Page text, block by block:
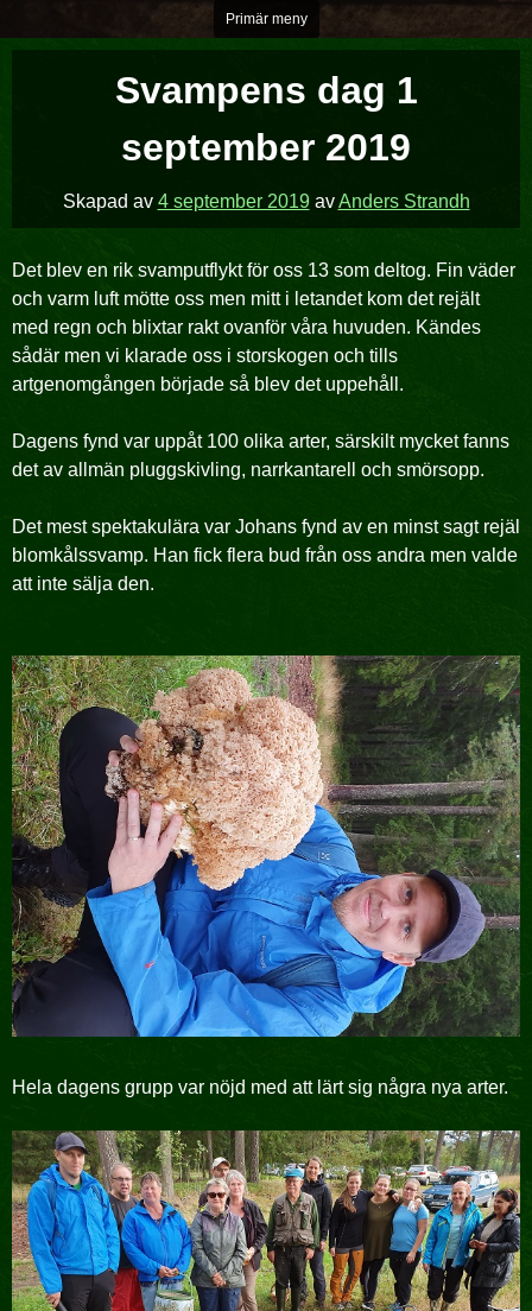
över
Primär meny
Svampens dag 1
september 2019
Skapad av 4 september 2019avAnders Strandh
Det blev en rik svamputflykt för oss 13 som deltog. Fin väder
och varm luft mötte oss men mitt i letandet kom det rejält
med regn och blixtar rakt ovanför våra huvuden. Kändes
sådär men vi klarade oss i storskogen och tills
artgenomgången började så blev det uppehåll.
Dagens fynd var uppåt 100 olika arter, särskilt mycket fanns
det av allmän pluggskivling, narrkantarell och smörsopp.
Det mest spektakulära var Johans fynd av en minst sagt rejäl
blomkålssvamp. Han fick flera bud från oss andra men valde
att inte sälja den.
Hela dagens grupp var nöjd med att lärt sig några nya arter.